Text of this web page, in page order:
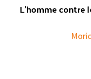
L’homme contre